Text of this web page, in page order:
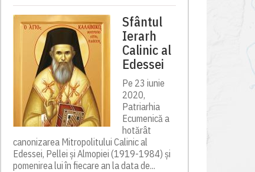
Sfântul
Ierarh
Calinic al
Edessei
Pe 23 iunie
2020,
Patriarhia
Ecumenică a
hotărât
canonizarea Mitropolitului Calinic al
Edessei, Pellei și Almopiei (1919-1984) și
pomenirea lui în fiecare an la data de...